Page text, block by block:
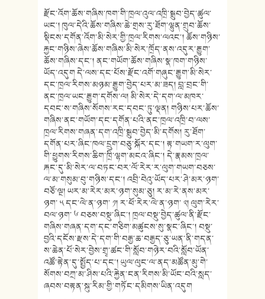
རྫོང་འོག་ཆོས་གཞིས་ཁག་གི་ཁྲལ་འུལ་འཁྲི་སྒྲུབ་བྱེད་ཚུལ་
ཡང་། ཁུལ་དེའི་ཆོས་གཞིས་ཆེ་གྲས་རུ་ཐོག་ལྷུན་གྲུབ་ཆོས་
སྡིངས་དགོན་འོག་མི་སེར་གྱི་ཁྲལ་རིགས་ལའང་། ཆོས་གཉིས་
རྐྱང་གཉིས་ཞེས་ཆོས་གཞིས་མི་སེར་ཁྲོད་ནས་འདུར་རྒྱུག་
ཆོས་གཞིས་དང་། ནང་གཡོག་ཆོས་གཞིས་སྣ་ཁག་གཉིས་
ཡོད་འདུག དེ་ལས་དང་པོས་རྫོང་འགོ་གཞུང་རྒྱུག་མི་སེར་
དང་ཁྲལ་རིགས་མཉམ་རྒྱུག་བྱེད་པར་མ་ཟད། བླ་བྲང་གི་
ནང་ཁྲལ་ཡང་རྒྱུག་དགོས་ལ། མི་སེར་དེ་དག་ལ་མཁར་
དབང་ས་གཞིས་སོགས་རང་དབང་ཏུ་ལྡན། གཉིས་པར་ཆོས་
གཞིས་ནང་གཡོག་དང་དགོན་པའི་ནང་ཁྲལ་འཁྲི་བ་ལས་
ཁྲལ་རིགས་གཞན་དག་འཁྲི་སྒྲུབ་བྱེད་མི་དགོས། རུ་ཐོག་
དགོན་པར་ཞིང་ཁལ་དྲུག་བཅུ་སྐོར་དང་། རྟ་གཡག་ར་ལུག་
གི་ཕྱུགས་རིགས་ཆིག་ཁྲི་ལྷག་མངའ་ཞིང་། དེ་རྣམས་ཁྲལ་
རྐང་དུ་མི་སེར་ལ་བཏང་བར་ལོ་རེར་ར་ལུག་གཡག་བཅས་
ལ་མ་གསུམ་བུ་གཉིས་དང་། འབྲི་བེའུ་ཡོད་པར་ཤེ་མར་ཉག་
བཅོ་ལྔ། ཡར་མ་རེར་མར་ཉག་སུམ་ཅུ། ར་མ་རེ་ནས་མར་
ཉག་ ༥ དང་ལེ་ན་ཉག་ ༡། ར་ཕོ་རེར་ལེ་ན་ཉག་ ༢། ལུག་རེར་
བལ་ཉག་ ༦ བཅས་བསྡུ་ཞིང་། ཁྲལ་བསྡུ་བྱེད་ཚུལ་ནི་རྫོང་
གཞིས་གཞན་དག་དང་གཅིག་མཚུངས་སུ་སྣང་ཞིང་། བསྡུ་
བྱའི་དངོས་རྫས་དེ་དག་གི་བརྒྱ་ཆ་བརྒྱད་ཅུ་ཡན་ནི་གདན་
ས་ཆེན་པོ་སེར་བྱེས་གྲྭ་ཚང་གི་སློབ་གཉེར་བའི་སློབ་ཡོན་
འཚོ་རྟེན་དུ་སྤྱོད་པ་དང་། ཡུལ་ལུང་ལ་ནད་མཚོན་མུ་གེ་
སོགས་བཀྲ་མ་ཤིས་པའི་རྐྱེན་ངན་རིགས་མི་ཡོང་བའི་སླད་
ཞབས་བརྟན་སྐུ་རིམ་གྱི་གཏོང་དམིགས་ཡིན་འདུག